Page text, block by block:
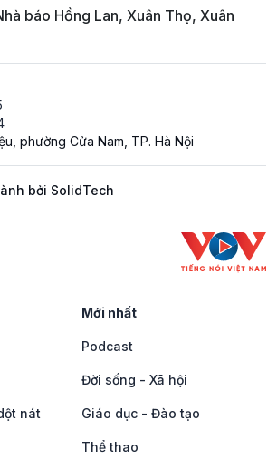
báo Hồng Lan, Xuân Thọ, Xuân
phường Cửa Nam, TP. Hà Nội
bởi SolidTech
Mới nhất
Podcast
Đời sống - Xã hội
nát Giáo dục - Đào tạo
Thể thao